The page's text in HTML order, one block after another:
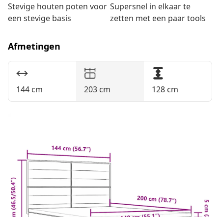
Stevige houten poten voor
een stevige basis
Supersnel in elkaar te
zetten met een paar tools
Afmetingen
144 cm 203 cm 128 cm